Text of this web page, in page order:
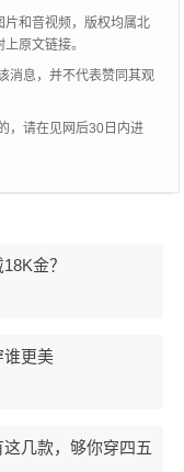
片和音视频，版权均属北
原文链接。
消息，并不代表赞同其观
，请在见网后30日内进
金？
谁更美
几款，够你穿四五